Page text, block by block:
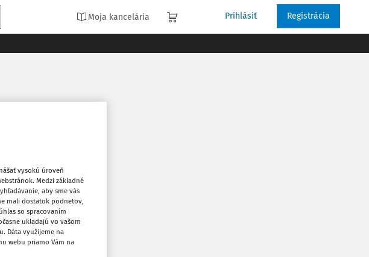
Moja kancelária Prihlásiť Registrácia
Vytlačiť
Obľúbené
Stiahnuť
vysokú úroveň
Medzi základné
aby sme vás
mali dostatok podnetov,
so spracovaním
ukladajú vo vašom
Dáta využijeme na
webu priamo Vám na